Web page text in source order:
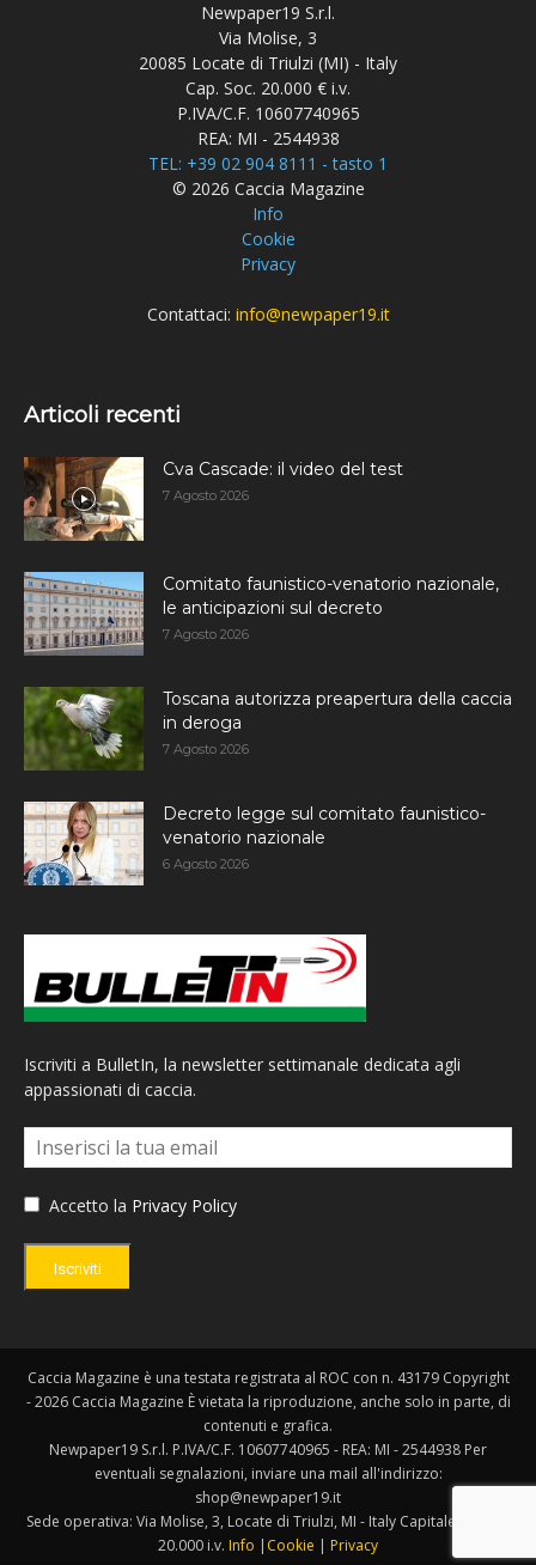
Newpaper19 S.r.l.
Via Molise, 3
20085 Locate di Triulzi (MI) - Italy
Cap. Soc. 20.000 € i.v.
P.IVA/C.F. 10607740965
REA: MI - 2544938
TEL: +39 02 904 8111 - tasto 1
© 2026 Caccia Magazine
Info
Cookie
Privacy
Contattaci: info@newpaper19.it
Articoli recenti
Cva Cascade: il video del test
7 Agosto 2026
Comitato faunistico-venatorio nazionale,
le anticipazioni sul decreto
7 Agosto 2026
Toscana autorizza preapertura della caccia
in deroga
7 Agosto 2026
Decreto legge sul comitato faunistico-
venatorio nazionale
6 Agosto 2026
Iscriviti a BulletIn, la newsletter settimanale dedicata agli
appassionati di caccia.
Accetto la Privacy Policy
Iscriviti
Caccia Magazine è una testata registrata al ROC con n. 43179 Copyright
- 2026 Caccia Magazine È vietata la riproduzione, anche solo in parte, di
contenuti e grafica.
Newpaper19 S.r.l. P.IVA/C.F. 10607740965 - REA: MI - 2544938 Per
eventuali segnalazioni, inviare una mail all'indirizzo:
shop@newpaper19.it
Sede operativa: Via Molise, 3, Locate di Triulzi, MI - Italy Capitale Sociale:
20.000 i.v. Info | Cookie | Privacy